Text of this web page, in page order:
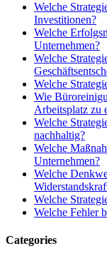
Welche
Investitionen?
Welche
Unternehmen?
Welche
Welche
Wie
Arbeitsplatz zu
Welche
nachhaltig?
Welche
Unternehmen?
Welche
Welche
Welche Fehler
Categories